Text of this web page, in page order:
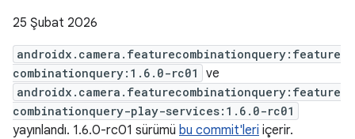
25 Şubat 2026
androidx.camera.featurecombinationquery:feature
combinationquery:1.6.0-rc01
ve
androidx.camera.featurecombinationquery:feature
combinationquery-play-services:1.6.0-rc01
yayınlandı. 1.6.0-rc01 sürümü bu commit'leri içerir.